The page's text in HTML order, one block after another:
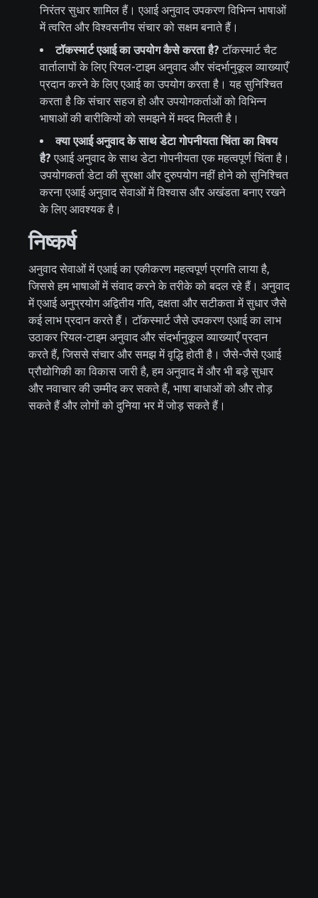
निरंतर सुधार शामिल हैं। एआई अनुवाद उपकरण विभिन्न भाषाओं
में त्वरित और विश्वसनीय संचार को सक्षम बनाते हैं।
टॉकस्मार्ट एआई का उपयोग कैसे करता है? टॉकस्मार्ट चैट
वार्तालापों के लिए रियल-टाइम अनुवाद और संदर्भानुकूल व्याख्याएँ
प्रदान करने के लिए एआई का उपयोग करता है। यह सुनिश्चित
करता है कि संचार सहज हो और उपयोगकर्ताओं को विभिन्न
भाषाओं की बारीकियों को समझने में मदद मिलती है।
क्या एआई अनुवाद के साथ डेटा गोपनीयता चिंता का विषय
है? एआई अनुवाद के साथ डेटा गोपनीयता एक महत्वपूर्ण चिंता है।
उपयोगकर्ता डेटा की सुरक्षा और दुरुपयोग नहीं होने को सुनिश्चित
करना एआई अनुवाद सेवाओं में विश्वास और अखंडता बनाए रखने
के लिए आवश्यक है।
निष्कर्ष
अनुवाद सेवाओं में एआई का एकीकरण महत्वपूर्ण प्रगति लाया है,
जिससे हम भाषाओं में संवाद करने के तरीके को बदल रहे हैं। अनुवाद
में एआई अनुप्रयोग अद्वितीय गति, दक्षता और सटीकता में सुधार जैसे
कई लाभ प्रदान करते हैं। टॉकस्मार्ट जैसे उपकरण एआई का लाभ
उठाकर रियल-टाइम अनुवाद और संदर्भानुकूल व्याख्याएँ प्रदान
करते हैं, जिससे संचार और समझ में वृद्धि होती है। जैसे-जैसे एआई
प्रौद्योगिकी का विकास जारी है, हम अनुवाद में और भी बड़े सुधार
और नवाचार की उम्मीद कर सकते हैं, भाषा बाधाओं को और तोड़
सकते हैं और लोगों को दुनिया भर में जोड़ सकते हैं।